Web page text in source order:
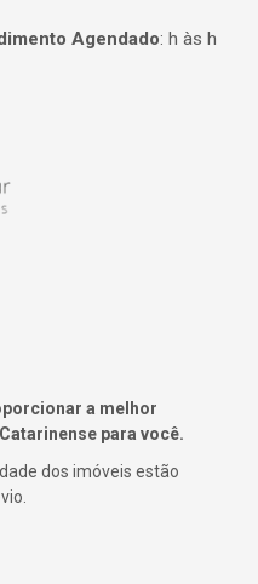
Agendado: h às h
a melhor
para você.
dos imóveis estão